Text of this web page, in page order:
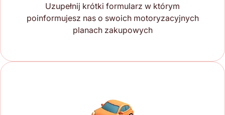
Uzupełnij krótki formularz w którym
poinformujesz nas o swoich motoryzacyjnych
planach zakupowych